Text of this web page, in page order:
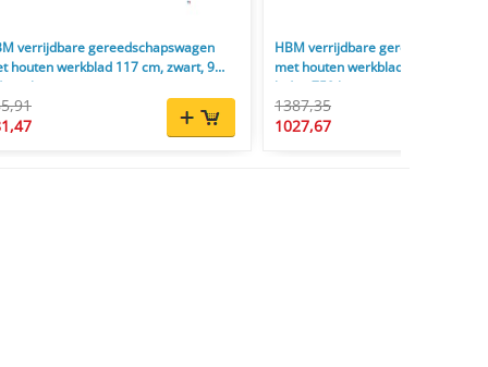
verrijdbare gereedschapswagen
houten werkblad 117 cm, zwart, 9
slot
HBM verrijdbare
met houten werkblad 146 cm
laden 750 kg
1387,35
1027,67